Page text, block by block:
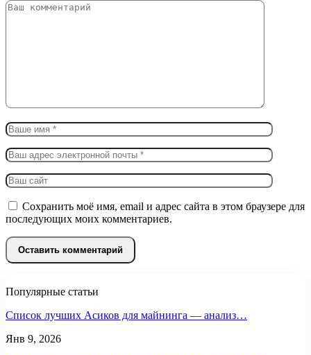
Сохранить моё имя, email и адрес сайта в этом браузере для
последующих моих комментариев.
Популярные статьи
Список лучших Асиков для майнинга — анализ…
Янв 9, 2026